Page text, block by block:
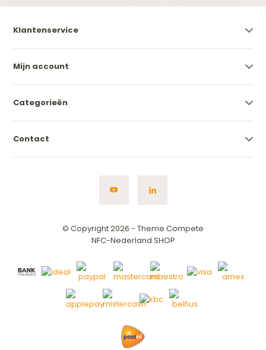
Klantenservice
Mijn account
Categorieën
Contact
© Copyright 2026 - Theme Compete
NFC-Nederland SHOP